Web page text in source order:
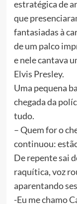
estratégica de
que
fantasiadas à
de um palco
e nele cantava
Elvis Presley.
Uma pequena
chegada da
tudo.
– Quem for o
continuou:
De repente sai
raquítica, voz
aparentando
-Eu me chamo